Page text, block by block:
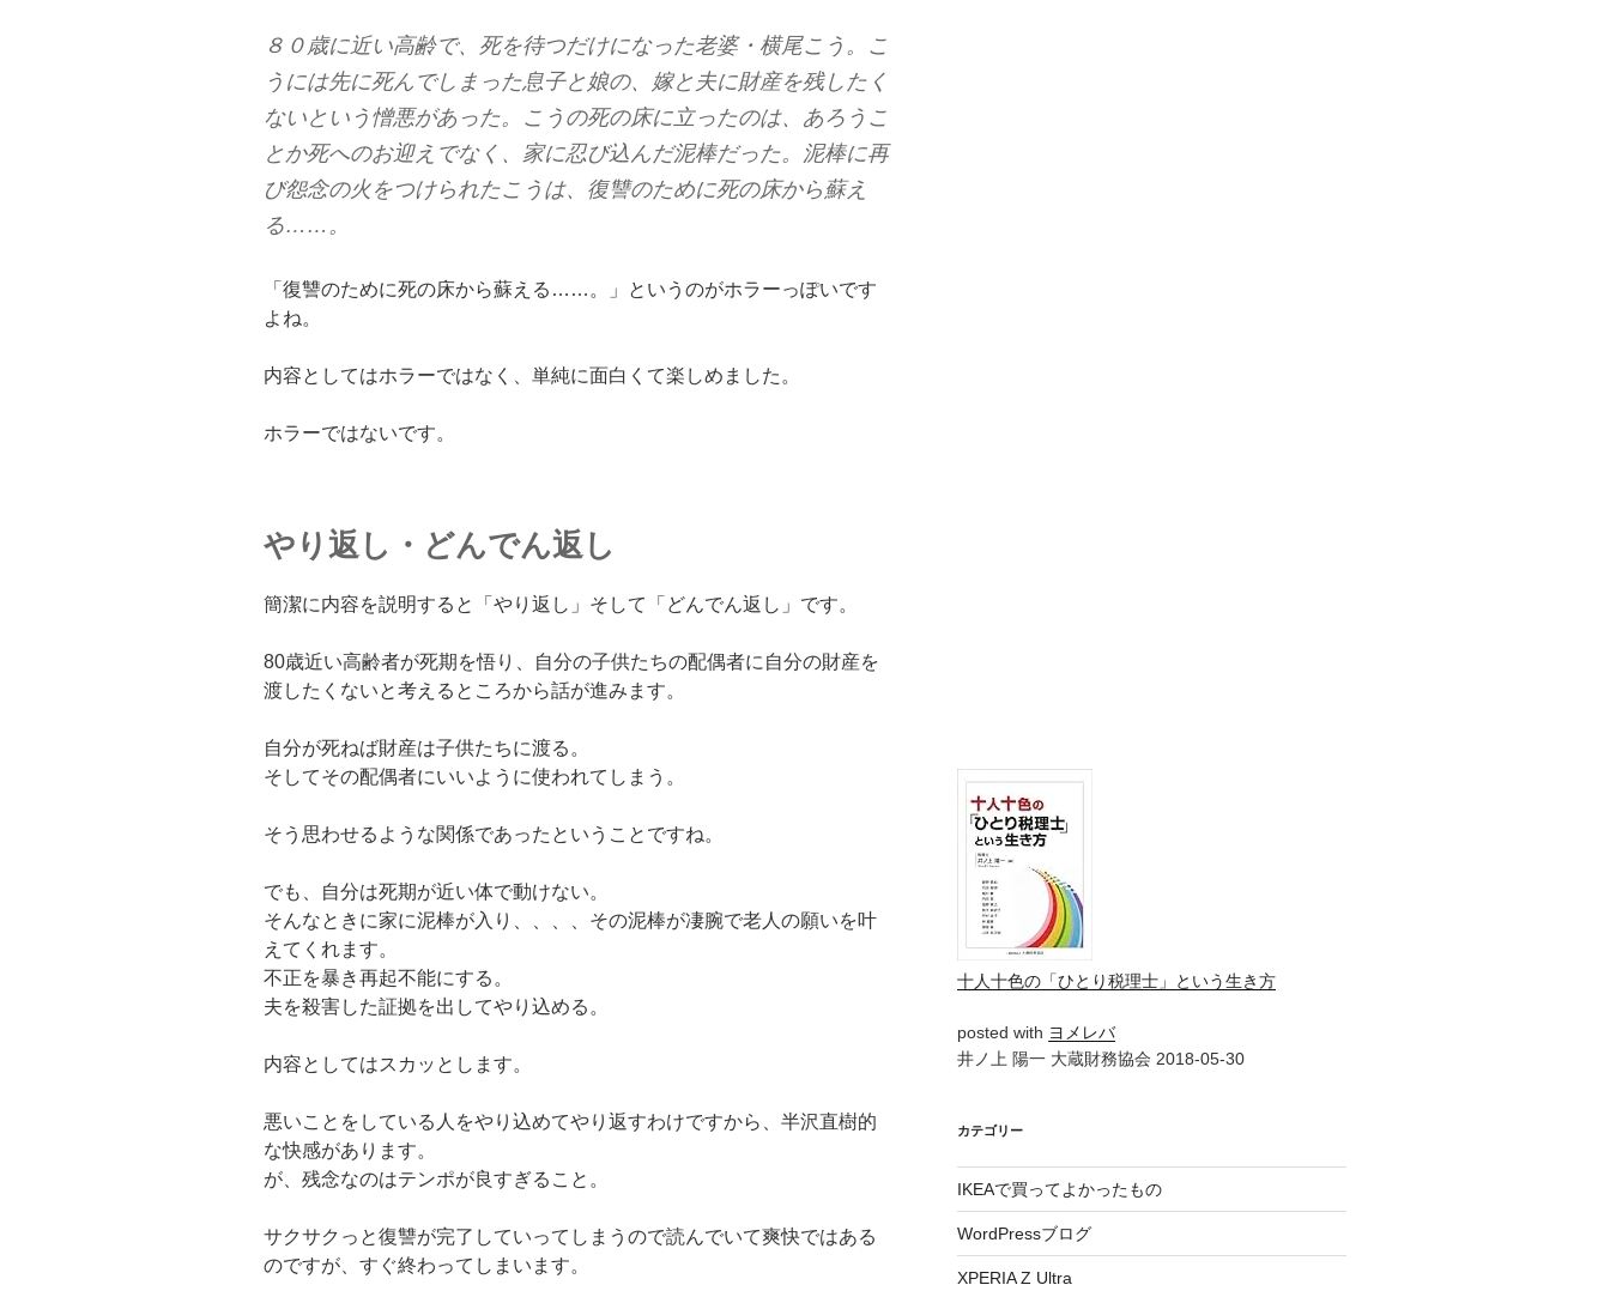
８０歳に近い高齢で、死を待つだけになった老婆・横尾こう。こ
うには先に死んでしまった息子と娘の、嫁と夫に財産を残したく
ないという憎悪があった。こうの死の床に立ったのは、あろうこ
とか死へのお迎えでなく、家に忍び込んだ泥棒だった。泥棒に再
び怨念の火をつけられたこうは、復讐のために死の床から蘇え
る……。
「復讐のために死の床から蘇える……。」というのがホラーっぽいです
よね。
内容としてはホラーではなく、単純に面白くて楽しめました。
ホラーではないです。
やり返し・どんでん返し
簡潔に内容を説明すると「やり返し」そして「どんでん返し」です。
80歳近い高齢者が死期を悟り、自分の子供たちの配偶者に自分の財産を
渡したくないと考えるところから話が進みます。
自分が死ねば財産は子供たちに渡る。
そしてその配偶者にいいように使われてしまう。
そう思わせるような関係であったということですね。
でも、自分は死期が近い体で動けない。
そんなときに家に泥棒が入り、、、、その泥棒が凄腕で老人の願いを叶
えてくれます。
不正を暴き再起不能にする。
夫を殺害した証拠を出してやり込める。
内容としてはスカッとします。
悪いことをしている人をやり込めてやり返すわけですから、半沢直樹的
な快感があります。
が、残念なのはテンポが良すぎること。
サクサクっと復讐が完了していってしまうので読んでいて爽快ではある
のですが、すぐ終わってしまいます。
十人十色の「ひとり税理士」という生き方
posted with ヨメレバ
井ノ上 陽一 大蔵財務協会 2018-05-30
カテゴリー
IKEAで買ってよかったもの
WordPressブログ
XPERIA Z Ultra